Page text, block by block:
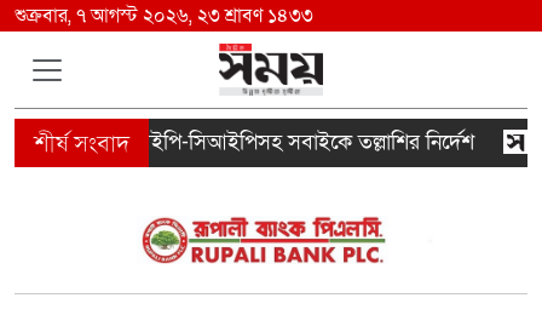
শুক্রবার, ৭ আগস্ট ২০২৬, ২৩ শ্রাবণ ১৪৩৩
ভিআইপি-সিআইপিসহ সবাইকে তল্লাশির নির্দেশ